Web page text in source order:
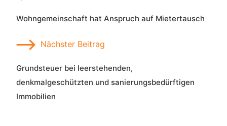
Wohngemeinschaft hat Anspruch auf Mietertausch
NächsterNächster Beitrag
Grundsteuer bei leerstehenden,
denkmalgeschützten und sanierungsbedürftigen
Immobilien